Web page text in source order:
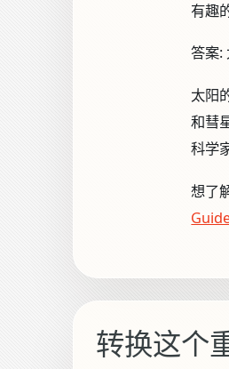
有趣
答案:
太阳
和彗
科学
想了
转换这个